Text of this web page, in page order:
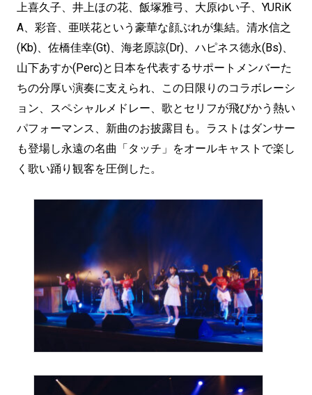
上喜久子、井上ほの花、飯塚雅弓、大原ゆい子、YURiK
A、彩音、亜咲花という豪華な顔ぶれが集結。清水信之
(Kb)、佐橋佳幸(Gt)、海老原諒(Dr)、ハピネス徳永(Bs)、
山下あすか(Perc)と日本を代表するサポートメンバーた
ちの分厚い演奏に支えられ、この日限りのコラボレーシ
ョン、スペシャルメドレー、歌とセリフが飛びかう熱い
パフォーマンス、新曲のお披露目も。ラストはダンサー
も登場し永遠の名曲「タッチ」をオールキャストで楽し
く歌い踊り観客を圧倒した。